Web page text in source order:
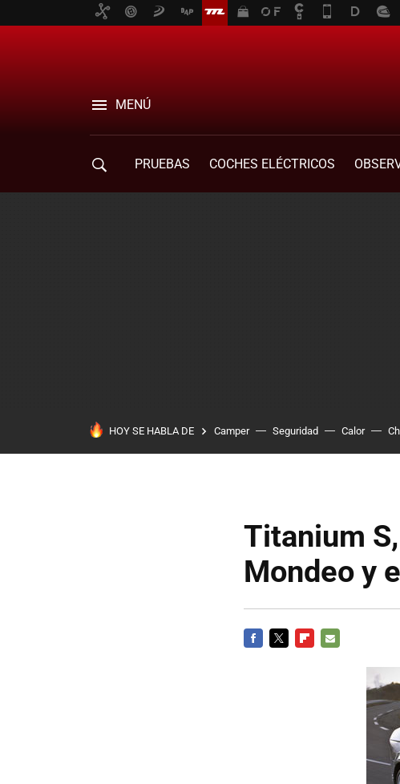
MENÚ
PRUEBAS COCHES ELÉCTRICOS
HOY SE HABLA DE Camper Seguridad Calor
Titanium
Mondeo y